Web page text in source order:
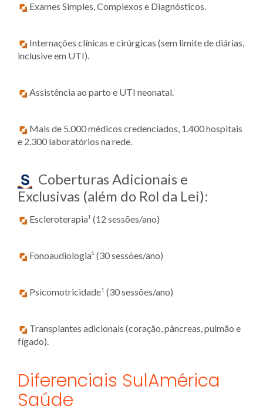
Exames Simples, Complexos e Diagnósticos.
Internações clínicas e cirúrgicas (sem limite de diárias,
inclusive em UTI).
Assistência ao parto e UTI neonatal.
Mais de 5.000 médicos credenciados, 1.400 hospitais
e 2.300 laboratórios na rede.
Coberturas Adicionais e
Exclusivas (além do Rol da Lei):
Escleroterapia¹ (12 sessões/ano)
Fonoaudiologia¹ (30 sessões/ano)
Psicomotricidade¹ (30 sessões/ano)
Transplantes adicionais (coração, pâncreas, pulmão e
fígado).
Diferenciais SulAmérica
Saúde